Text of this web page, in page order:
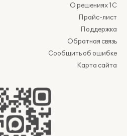
О решениях 1С
Прайс-лист
Поддержка
Обратная связь
Сообщить об ошибке
Карта сайта